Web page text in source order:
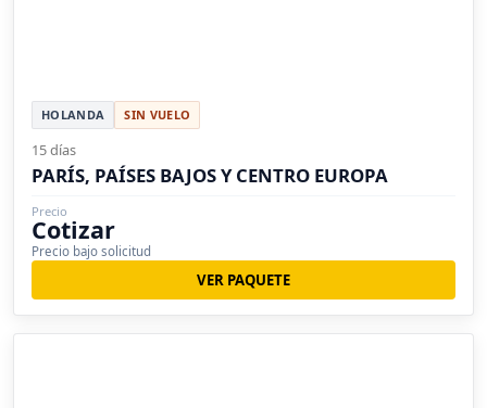
HOLANDA SIN VUELO
15 días
PARÍS, PAÍSES BAJOS Y CENTRO EUROPA
Precio
Cotizar
Precio bajo solicitud
VER PAQUETE